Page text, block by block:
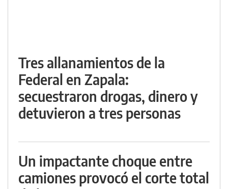
Tres allanamientos de la
Federal en Zapala:
secuestraron drogas, dinero y
detuvieron a tres personas
Un impactante choque entre
camiones provocó el corte total